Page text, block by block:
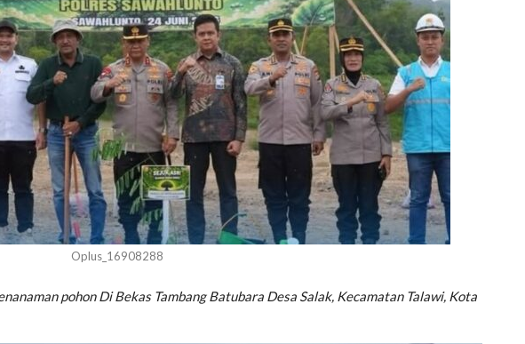
Oplus_16908288
pohon Di Bekas Tambang Batubara Desa Salak, Kecamatan Talawi, Kota